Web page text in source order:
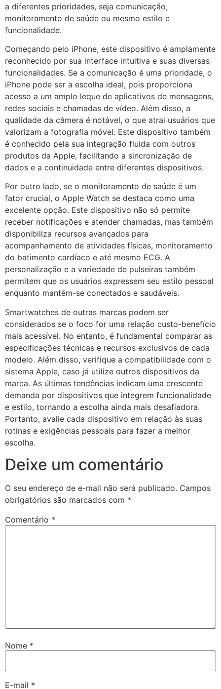
a diferentes prioridades, seja comunicação,
monitoramento de saúde ou mesmo estilo e
funcionalidade.
Começando pelo iPhone, este dispositivo é amplamente
reconhecido por sua interface intuitiva e suas diversas
funcionalidades. Se a comunicação é uma prioridade, o
iPhone pode ser a escolha ideal, pois proporciona
acesso a um amplo leque de aplicativos de mensagens,
redes sociais e chamadas de vídeo. Além disso, a
qualidade da câmera é notável, o que atrai usuários que
valorizam a fotografia móvel. Este dispositivo também
é conhecido pela sua integração fluida com outros
produtos da Apple, facilitando a sincronização de
dados e a continuidade entre diferentes dispositivos.
Por outro lado, se o monitoramento de saúde é um
fator crucial, o Apple Watch se destaca como uma
excelente opção. Este dispositivo não só permite
receber notificações e atender chamadas, mas também
disponibiliza recursos avançados para
acompanhamento de atividades físicas, monitoramento
do batimento cardíaco e até mesmo ECG. A
personalização e a variedade de pulseiras também
permitem que os usuários expressem seu estilo pessoal
enquanto mantêm-se conectados e saudáveis.
Smartwatches de outras marcas podem ser
considerados se o foco for uma relação custo-benefício
mais acessível. No entanto, é fundamental comparar as
especificações técnicas e recursos exclusivos de cada
modelo. Além disso, verifique a compatibilidade com o
sistema Apple, caso já utilize outros dispositivos da
marca. As últimas tendências indicam uma crescente
demanda por dispositivos que integrem funcionalidade
e estilo, tornando a escolha ainda mais desafiadora.
Portanto, avalie cada dispositivo em relação às suas
rotinas e exigências pessoais para fazer a melhor
escolha.
Deixe um comentário
O seu endereço de e-mail não será publicado. Campos
obrigatórios são marcados com *
Comentário *
Nome *
E-mail *